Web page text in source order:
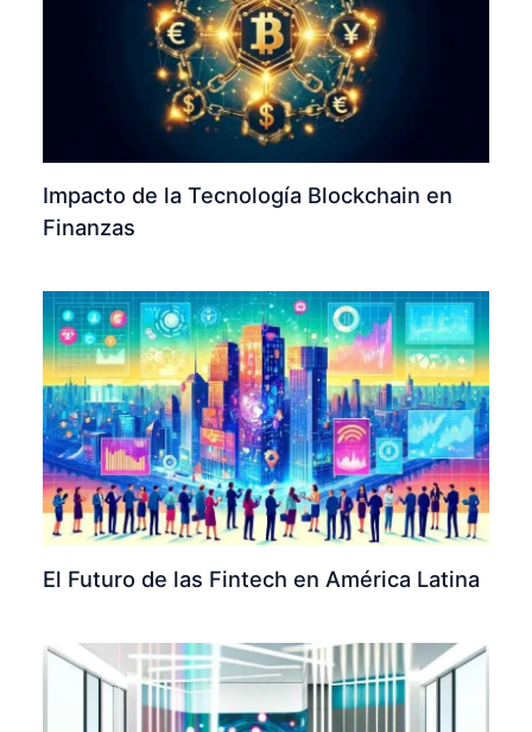
Impacto de la Tecnología Blockchain en
Finanzas
El Futuro de las Fintech en América Latina